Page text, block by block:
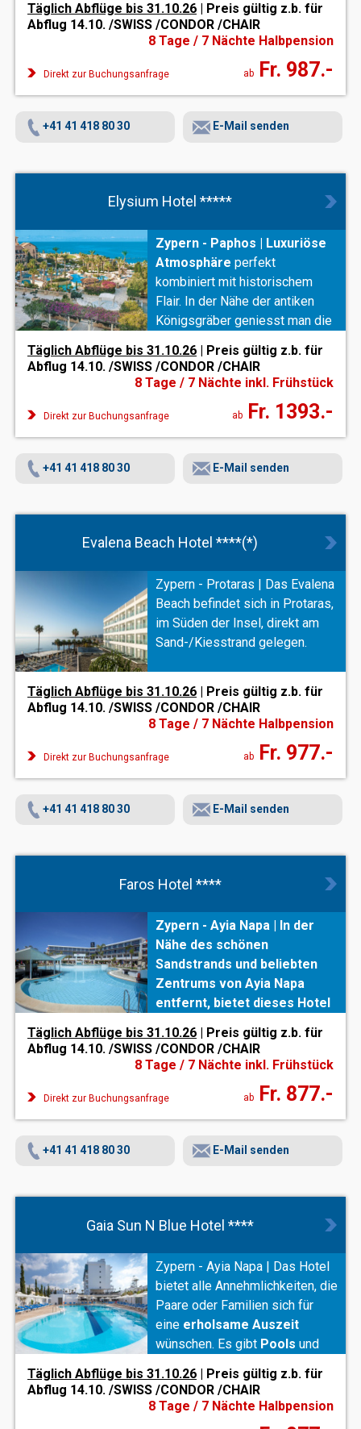
Familien und Paare
gleichermassen, da sowohl
Rückzugsorte, Unterhaltung
für allesowie ein Miniclub für
des Hotels gehören.
Täglich Abflüge bis 31.10.26 | Preis gültig z.b. für
Abflug 14.10. /SWISS /CONDOR /CHAIR
8 Tage / 7 Nächte Halbpension
Direkt zur Buchungsanfrage ab Fr. 987.-
+41 41 418 80 30 E-Mail senden
Elysium Hotel *****
Zypern - Paphos | Luxuriöse
Atmosphäre perfekt
kombiniert mit historischem
Flair. In der Nähe der antiken
Königsgräber geniesst man die
Hauses. Das„Opium Health
Spa“ verwöhnt mit exquisitem
Erholung
Täglich Abflüge bis 31.10.26 | Preis gültig z.b. für
Abflug 14.10. /SWISS /CONDOR /CHAIR
8 Tage / 7 Nächte inkl. Frühstück
Direkt zur Buchungsanfrage ab Fr. 1393.-
+41 41 418 80 30 E-Mail senden
Evalena Beach Hotel ****(*)
Zypern - Protaras | Das Evalena
Beach befindet sich in Protaras,
im Süden der Insel, direkt am
Sand-/Kiesstrand gelegen.
Täglich Abflüge bis 31.10.26 | Preis gültig z.b. für
Abflug 14.10. /SWISS /CONDOR /CHAIR
8 Tage / 7 Nächte Halbpension
Direkt zur Buchungsanfrage ab Fr. 977.-
+41 41 418 80 30 E-Mail senden
Faros Hotel ****
Zypern - Ayia Napa | In der
Nähe des schönen
Sandstrands und beliebten
Zentrums von Ayia Napa
entfernt, bietet dieses Hotel
auf Zypern.
Täglich Abflüge bis 31.10.26 | Preis gültig z.b. für
Abflug 14.10. /SWISS /CONDOR /CHAIR
8 Tage / 7 Nächte inkl. Frühstück
Direkt zur Buchungsanfrage ab Fr. 877.-
+41 41 418 80 30 E-Mail senden
Gaia Sun N Blue Hotel ****
Zypern - Ayia Napa | Das Hotel
bietet alle Annehmlichkeiten, die
Paare oder Familien sich für
eine erholsame Auszeit
wünschen. Es gibt Pools und
ausgezeichnete
gastronomische Angebote. Für
Täglich Abflüge bis 31.10.26 | Preis gültig z.b. für
Abflug 14.10. /SWISS /CONDOR /CHAIR
8 Tage / 7 Nächte Halbpension